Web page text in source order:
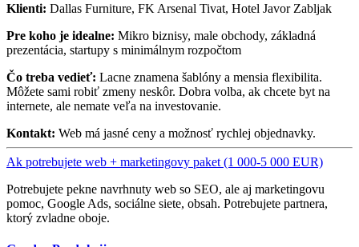
Klienti: Dallas Furniture, FK Arsenal Tivat, Hotel Javor Zabljak
Pre koho je idealne: Mikro biznisy, male obchody, základná
prezentácia, startupy s minimálnym rozpočtom
Čo treba vedieť: Lacne znamena šablóny a mensia flexibilita.
Môžete sami robiť zmeny neskôr. Dobra volba, ak chcete byt na
internete, ale nemate veľa na investovanie.
Kontakt: Web má jasné ceny a možnosť rychlej objednavky.
Ak potrebujete web + marketingovy paket (1 000-5 000 EUR)
Potrebujete pekne navrhnuty web so SEO, ale aj marketingovu
pomoc, Google Ads, sociálne siete, obsah. Potrebujete partnera,
ktorý zvladne oboje.